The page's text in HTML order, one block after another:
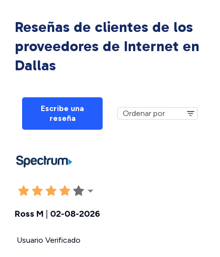
Reseñas de clientes de los
proveedores de Internet en
Dallas
Escribe una
reseña
Ross M 02-08-2026
Usuario Verificado